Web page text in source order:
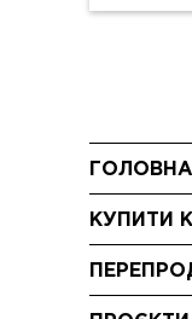
ГОЛОВНА
Акції
Відео
КУПИТИ